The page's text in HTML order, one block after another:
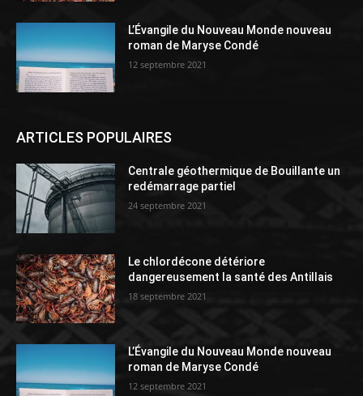
L’Évangile du Nouveau Monde nouveau
roman de Maryse Condé
12 septembre 2021
ARTICLES POPULAIRES
Centrale géothermique de Bouillante un
redémarrage partiel
24 septembre 2021
Le chlordécone détériore
dangereusement la santé des Antillais
18 septembre 2021
L’Évangile du Nouveau Monde nouveau
roman de Maryse Condé
12 septembre 2021